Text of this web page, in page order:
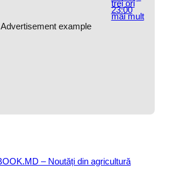
Advertisement example